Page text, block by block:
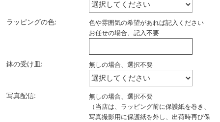
ラッピングの色:
色や雰囲気の希望があれば記入ください
お任せの場合、記入不要
鉢の受け皿: 無しの場合、選択不要
写真配信:
無しの場合、選択不要
（当店は、ラッピング前に保護紙を巻き、
写真撮影用に保護紙を外し、出荷時再び保